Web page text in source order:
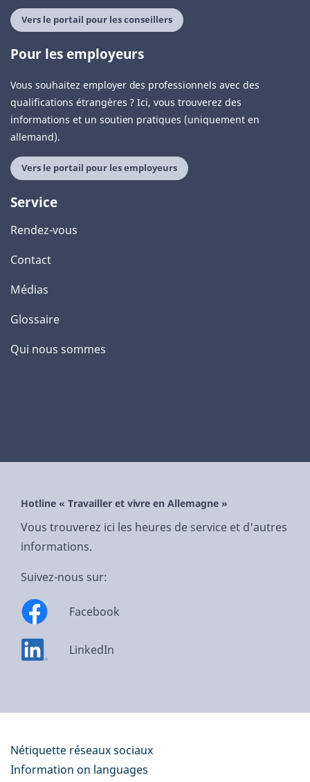
Vers le portail pour les conseillers
Pour les employeurs
Vous souhaitez employer des professionnels avec des
qualifications étrangères ? Ici, vous trouverez des
informations et un soutien pratiques (uniquement en
allemand).
Vers le portail pour les employeurs
Service
Rendez-vous
Contact
Médias
Glossaire
Qui nous sommes
Hotline « Travailler et vivre en Allemagne »
Vous trouverez ici les heures de service et d'autres
informations.
Suivez-nous sur:
Facebook
LinkedIn
Nétiquette réseaux sociaux
Information on languages